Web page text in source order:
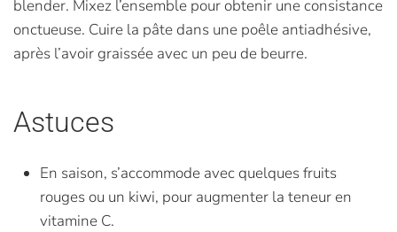
blender. Mixez l’ensemble pour obtenir une consistance
onctueuse. Cuire la pâte dans une poêle antiadhésive,
après l’avoir graissée avec un peu de beurre.
Astuces
En saison, s’accommode avec quelques fruits
rouges ou un kiwi, pour augmenter la teneur en
vitamine C.